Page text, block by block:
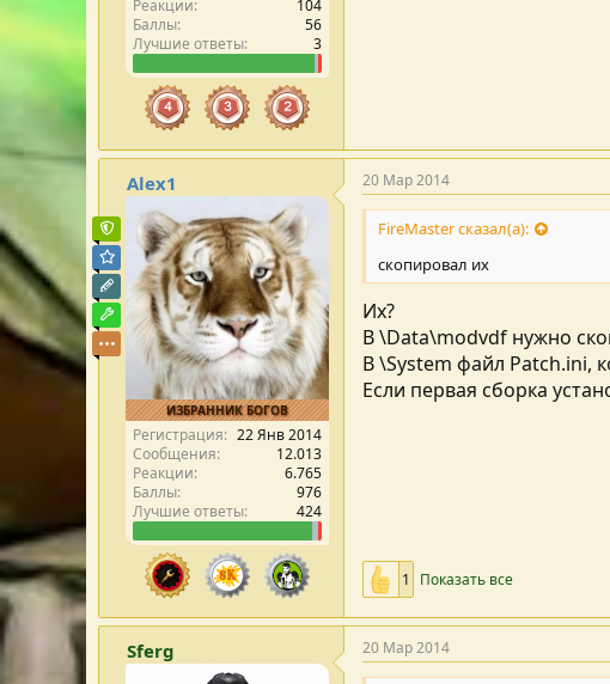
Реакции
104
Баллы
56
Лучшие ответы
3
Alex1
ИЗБРАННИК БОГОВ
Команда форума
Модератор раздела
Редактор раздела
Модостроитель
Регистрация
22 Янв 2014
Сообщения
12.013
Реакции
6.765
Баллы
976
Лучшие ответы
424
20 Мар 2014
FireMaster сказал(а):
скопировал их
Их?
В \Data\modvdf нужно
В \System файл Patch.ini,
Если первая сборка
1 Показать все
Sferg 20 Мар 2014